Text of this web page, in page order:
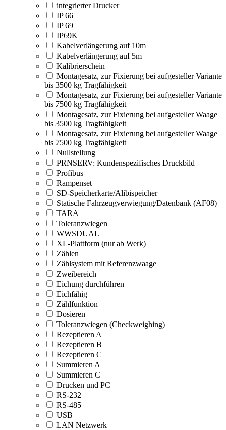
integrierter Drucker
IP 66
IP 69
IP69K
Kabelverlängerung auf 10m
Kabelverlängerung auf 5m
Kalibrierschein
Montagesatz, zur Fixierung bei aufgesteller Variante
bis 3500 kg Tragfähigkeit
Montagesatz, zur Fixierung bei aufgesteller Variante
bis 7500 kg Tragfähigkeit
Montagesatz, zur Fixierung bei aufgesteller Waage
bis 3500 kg Tragfähigkeit
Montagesatz, zur Fixierung bei aufgesteller Waage
bis 7500 kg Tragfähigkeit
Nullstellung
PRNSERV: Kundenspezifisches Druckbild
Profibus
Rampenset
SD-Speicherkarte/Alibispeicher
Statische Fahrzeugverwiegung/Datenbank (AF08)
TARA
Toleranzwiegen
WWSDUAL
XL-Plattform (nur ab Werk)
Zählen
Zählsystem mit Referenzwaage
Zweibereich
Eichung durchführen
Eichfähig
Zählfunktion
Dosieren
Toleranzwiegen (Checkweighing)
Rezeptieren A
Rezeptieren B
Rezeptieren C
Summieren A
Summieren C
Drucken und PC
RS-232
RS-485
USB
LAN Netzwerk